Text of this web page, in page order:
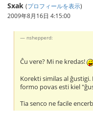
Sxak (プロフィールを表示)
2009年8月16日 4:15:00
nshepperd:
Ĉu vere? Mi ne kredas!
Korekti similas al
formo povas esti kiel
Tia senco ne facile